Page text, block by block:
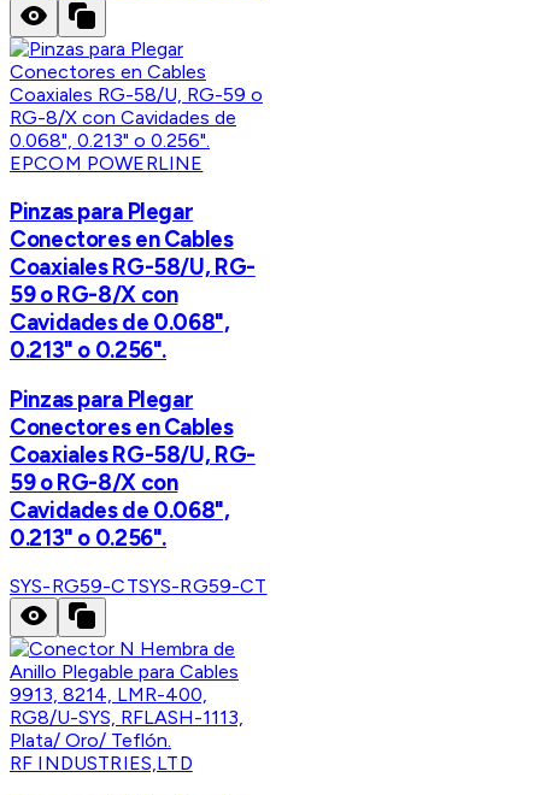
EPCOM POWERLINE
Pinzas para Plegar
Conectores en Cables
Coaxiales RG-58/U, RG-
59 o RG-8/X con
Cavidades de 0.068",
0.213" o 0.256".
Pinzas para Plegar
Conectores en Cables
Coaxiales RG-58/U, RG-
59 o RG-8/X con
Cavidades de 0.068",
0.213" o 0.256".
SYS-RG59-CTSYS-RG59-CT
RF INDUSTRIES,LTD